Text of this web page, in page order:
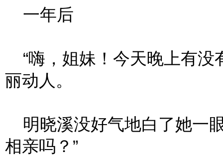
一年后
“嗨，姐妹！今天晚上有没
丽动人。
明晓溪没好气地白了她一
相亲吗？”